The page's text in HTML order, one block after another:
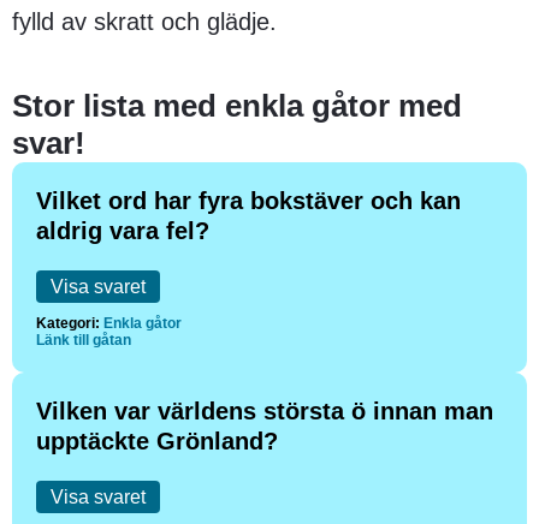
fylld av skratt och glädje.
Stor lista med enkla gåtor med
svar!
Vilket ord har fyra bokstäver och kan
aldrig vara fel?
Visa svaret
Kategori: Enkla gåtor
Länk till gåtan
Vilken var världens största ö innan man
upptäckte Grönland?
Visa svaret